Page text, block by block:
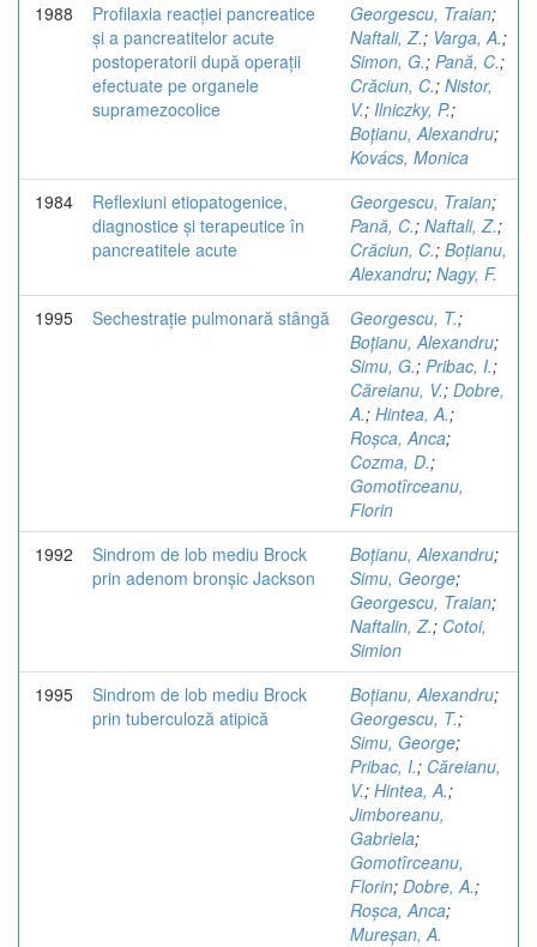
1988
Profilaxia reacției pancreatice
și a pancreatitelor acute
postoperatorii după operații
efectuate pe organele
supramezocolice
Georgescu, Traian;
Naftali, Z.; Varga, A.;
Simon, G.; Pană, C.;
Crăciun, C.; Nistor,
V.; Ilniczky, P.;
Boțianu, Alexandru;
Kovács, Monica
1984
Reflexiuni etiopatogenice,
diagnostice și terapeutice în
pancreatitele acute
Georgescu, Traian;
Pană, C.; Naftali, Z.;
Crăciun, C.; Boțianu,
Alexandru; Nagy, F.
1995
Sechestrație pulmonară stângă Georgescu, T.;
Boțianu, Alexandru;
Simu, G.; Pribac, I.;
Căreianu, V.; Dobre,
A.; Hintea, A.;
Roșca, Anca;
Cozma, D.;
Gomotîrceanu,
Florin
1992
Sindrom de lob mediu Brock
prin adenom bronșic Jackson
Boțianu, Alexandru;
Simu, George;
Georgescu, Traian;
Naftalin, Z.; Cotoi,
Simion
1995
Sindrom de lob mediu Brock
prin tuberculoză atipică
Boțianu, Alexandru;
Georgescu, T.;
Simu, George;
Pribac, I.; Căreianu,
V.; Hintea, A.;
Jimboreanu,
Gabriela;
Gomotîrceanu,
Florin; Dobre, A.;
Roșca, Anca;
Mureșan, A.